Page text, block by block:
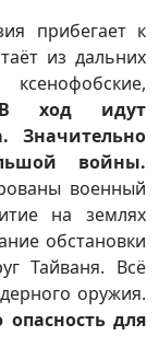
прибегает к
из дальних
В ход идут
Значительно
войны.
военный
на землях
обстановки
Тайваня. Всё
оружия.
для